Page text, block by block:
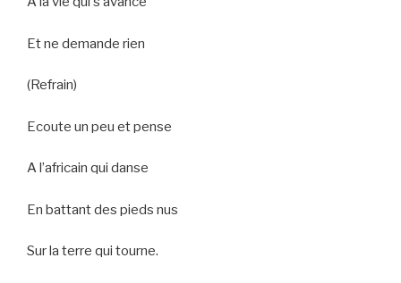
Et ne demande rien
(Refrain)
Ecoute un peu et pense
A l’africain qui danse
En battant des pieds nus
Sur la terre qui tourne.